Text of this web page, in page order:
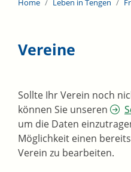
Home Leben in Tengen
Vereine
Sollte Ihr Verein noch
können Sie unseren
um die Daten
Möglichkeit einen
Verein zu bearbeiten.